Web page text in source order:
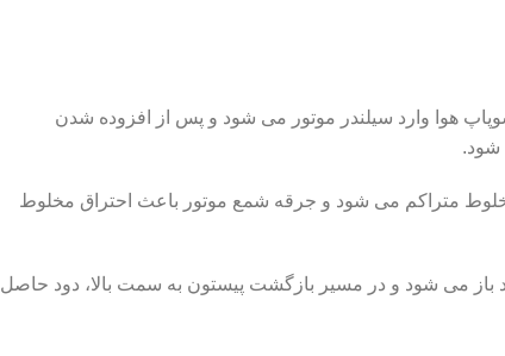
هوا وارد سیلندر موتور می شود و پس از افزوده شدن
شود.
متراکم می شود و جرقه شمع موتور باعث احتراق مخلوط
باز می شود و در مسیر بازگشت پیستون به سمت بالا، دود حاصل